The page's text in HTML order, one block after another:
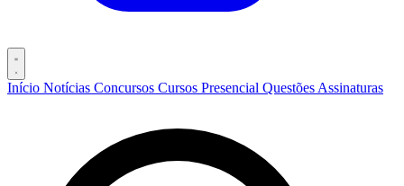
Início Notícias Concursos Cursos Presencial Questões Assinaturas